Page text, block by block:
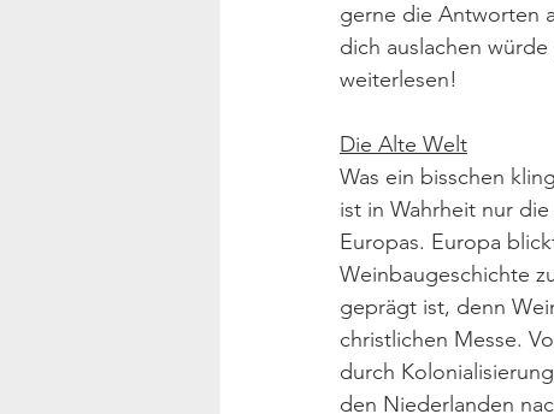
gerne die Antworten
dich auslachen
weiterlesen!
Die Alte Welt
Was ein bisschen
ist in Wahrheit nur
Europas. Europa
Weinbaugeschichte
geprägt ist, denn
christlichen Messe.
durch
den Niederlanden